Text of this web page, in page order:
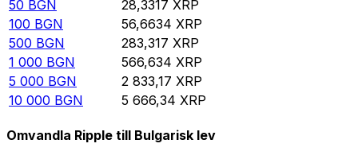
50 BGN 28,3317 XRP
100 BGN 56,6634 XRP
500 BGN 283,317 XRP
1 000 BGN 566,634 XRP
5 000 BGN 2 833,17 XRP
10 000 BGN 5 666,34 XRP
Omvandla Ripple till Bulgarisk lev